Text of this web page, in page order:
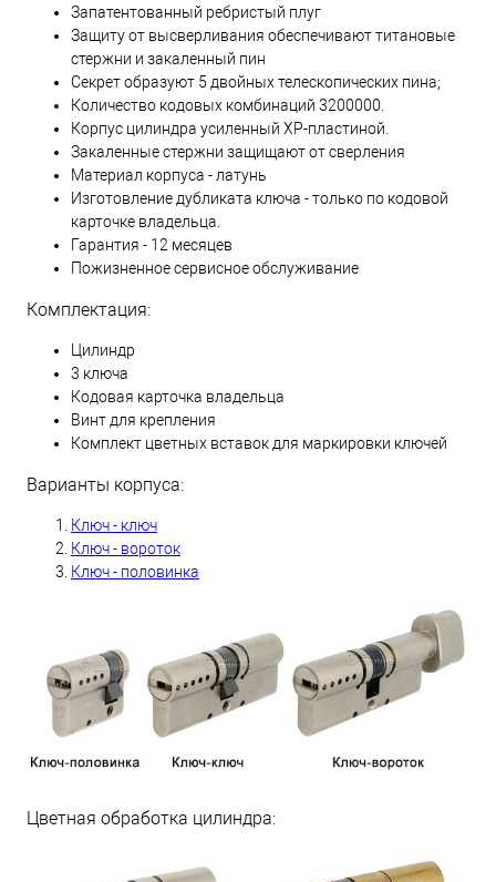
Запатентованный ребристый плуг
Защиту от высверливания обеспечивают титановые
стержни и закаленный пин
Секрет образуют 5 двойных телескопических пина;
Количество кодовых комбинаций 3200000.
Корпус цилиндра усиленный XP-пластиной.
Закаленные стержни защищают от сверления
Материал корпуса - латунь
Изготовление дубликата ключа - только по кодовой
карточке владельца.
Гарантия - 12 месяцев
Пожизненное сервисное обслуживание
Комплектация:
Цилиндр
3 ключа
Кодовая карточка владельца
Винт для крепления
Комплект цветных вставок для маркировки ключей
Варианты корпуса:
Ключ - ключ
Ключ - вороток
Ключ - половинка
Цветная обработка цилиндра: